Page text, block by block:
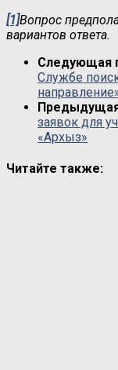
[1]Вопрос
вариантов ответа.
Следующая
Службе
заявок для
«Архыз»
Читайте также: